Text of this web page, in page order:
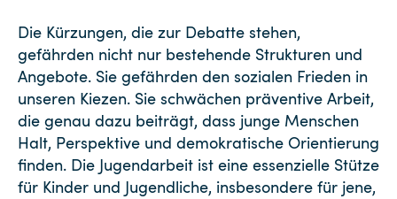
Die Kürzungen, die zur Debatte stehen,
gefährden nicht nur bestehende Strukturen und
Angebote. Sie gefährden den sozialen Frieden in
unseren Kiezen. Sie schwächen präventive Arbeit,
die genau dazu beiträgt, dass junge Menschen
Halt, Perspektive und demokratische Orientierung
finden. Die Jugendarbeit ist eine essenzielle Stütze
für Kinder und Jugendliche, insbesondere für jene,